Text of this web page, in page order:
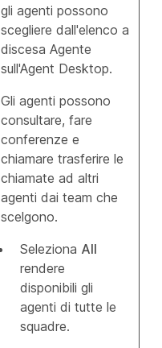
gli agenti possono
scegliere dall'elenco a
discesa Agente
sull'Agent Desktop.
Gli agenti possono
consultare, fare
conferenze e
chiamare trasferire le
chiamate ad altri
agenti dai team che
scelgono.
Seleziona All
rendere
disponibili gli
agenti di tutte le
squadre.